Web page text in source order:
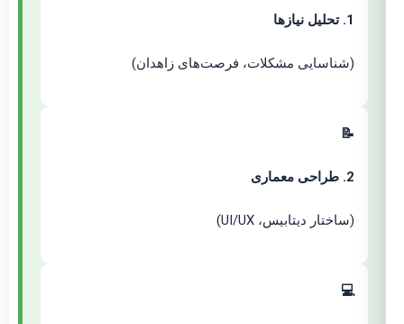
1. تحلیل نیازها
(شناسایی مشکلات، فرصت‌های زاهدان)
📝
2. طراحی معماری
(ساختار دیتابیس، UI/UX)
💻